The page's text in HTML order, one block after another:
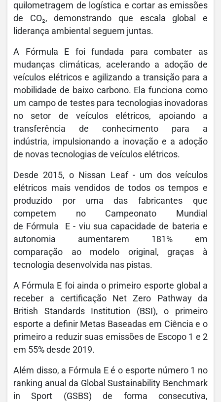
quilometragem de logística e cortar as emissões
de CO₂, demonstrando que escala global e
liderança ambiental seguem juntas.
A Fórmula E foi fundada para combater as
mudanças climáticas, acelerando a adoção de
veículos elétricos e agilizando a transição para a
mobilidade de baixo carbono. Ela funciona como
um campo de testes para tecnologias inovadoras
no setor de veículos elétricos, apoiando a
transferência de conhecimento para a
indústria, impulsionando a inovação e a adoção
de novas tecnologias de veículos elétricos.
Desde 2015, o Nissan Leaf - um dos veículos
elétricos mais vendidos de todos os tempos e
produzido por uma das fabricantes que
competem no Campeonato Mundial
de Fórmula E - viu sua capacidade de bateria e
autonomia aumentarem 181% em
comparação ao modelo original, graças à
tecnologia desenvolvida nas pistas.
A Fórmula E foi ainda o primeiro esporte global a
receber a certificação Net Zero Pathway da
British Standards Institution (BSI), o primeiro
esporte a definir Metas Baseadas em Ciência e o
primeiro a reduzir suas emissões de Escopo 1 e 2
em 55% desde 2019.
Além disso, a Fórmula E é o esporte número 1 no
ranking anual da Global Sustainability Benchmark
in Sport (GSBS) de forma consecutiva,